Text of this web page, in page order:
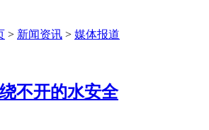
> 新闻资讯 > 媒体报道
不开的水安全